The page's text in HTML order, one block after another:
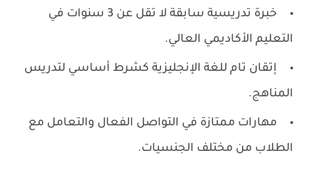
خبرة تدريسية سابقة لا تقل عن 3 سنوات في
التعليم الأكاديمي العالي.
إتقان تام للغة الإنجليزية كشرط أساسي لتدريس
المناهج.
مهارات ممتازة في التواصل الفعال والتعامل مع
الطلاب من مختلف الجنسيات.